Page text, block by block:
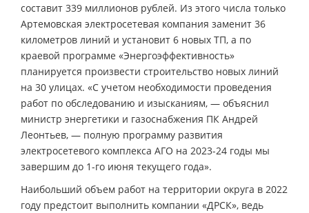
составит 339 миллионов рублей. Из этого числа только
Артемовская электросетевая компания заменит 36
километров линий и установит 6 новых ТП, а по
краевой программе «Энергоэффективность»
планируется произвести строительство новых линий
на 30 улицах. «С учетом необходимости проведения
работ по обследованию и изысканиям, — объяснил
министр энергетики и газоснабжения ПК Андрей
Леонтьев, — полную программу развития
электросетевого комплекса АГО на 2023-24 годы мы
завершим до 1-го июня текущего года».
Наибольший объем работ на территории округа в 2022
году предстоит выполнить компании «ДРСК», ведь